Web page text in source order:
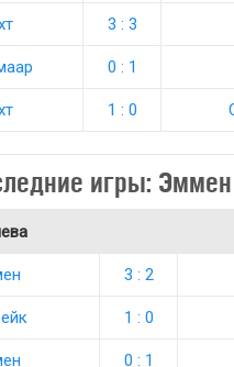
3 : 3
0 : 1
1 : 0
игры: Эммен
3 : 2
1 : 0
0 : 1